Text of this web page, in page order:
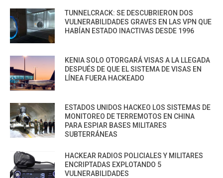
TUNNELCRACK: SE DESCUBRIERON DOS
VULNERABILIDADES GRAVES EN LAS VPN QUE
HABÍAN ESTADO INACTIVAS DESDE 1996
KENIA SOLO OTORGARÁ VISAS A LA LLEGADA
DESPUÉS DE QUE EL SISTEMA DE VISAS EN
LÍNEA FUERA HACKEADO
ESTADOS UNIDOS HACKEO LOS SISTEMAS DE
MONITOREO DE TERREMOTOS EN CHINA
PARA ESPIAR BASES MILITARES
SUBTERRÁNEAS
HACKEAR RADIOS POLICIALES Y MILITARES
ENCRIPTADAS EXPLOTANDO 5
VULNERABILIDADES